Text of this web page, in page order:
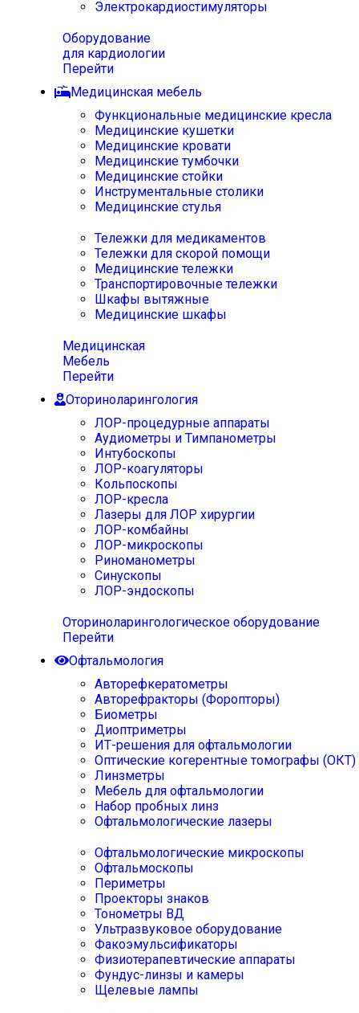
Электрокардиостимуляторы
Оборудование
для кардиологии
Перейти
Медицинская мебель
Функциональные медицинские кресла
Медицинские кушетки
Медицинские кровати
Медицинские тумбочки
Медицинские стойки
Инструментальные столики
Медицинские стулья
Тележки для медикаментов
Тележки для скорой помощи
Медицинские тележки
Транспортировочные тележки
Шкафы вытяжные
Медицинские шкафы
Медицинская
Мебель
Перейти
Оториноларингология
ЛОР-процедурные аппараты
Аудиометры и Тимпанометры
Интубоскопы
ЛОР-коагуляторы
Кольпоскопы
ЛОР-кресла
Лазеры для ЛОР хирургии
ЛОР-комбайны
ЛОР-микроскопы
Риноманометры
Синускопы
ЛОР-эндоскопы
Оториноларингологическое оборудование
Перейти
Офтальмология
Авторефкератометры
Авторефракторы (Форопторы)
Биометры
Диоптриметры
ИТ-решения для офтальмологии
Оптические когерентные томографы (ОКТ)
Линзметры
Мебель для офтальмологии
Набор пробных линз
Офтальмологические лазеры
Офтальмологические микроскопы
Офтальмоскопы
Периметры
Проекторы знаков
Тонометры ВД
Ультразвуковое оборудование
Факоэмульсификаторы
Физиотерапевтические аппараты
Фундус-линзы и камеры
Щелевые лампы